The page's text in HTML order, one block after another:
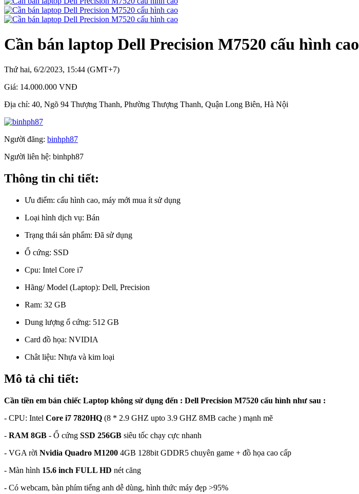
Cần bán laptop Dell Precision M7520 cấu hình cao
Thứ hai, 6/2/2023, 15:44 (GMT+7)
Giá: 14.000.000 VNĐ
Địa chỉ: 40, Ngõ 94 Thượng Thanh, Phường Thượng Thanh, Quận Long Biên, Hà Nội
Người đăng: binhph87
Người liên hệ: binhph87
Thông tin chi tiết:
Ưu điểm: cấu hình cao, máy mới mua ít sử dụng
Loại hình dịch vụ: Bán
Trạng thái sản phẩm: Đã sử dụng
Ổ cứng: SSD
Cpu: Intel Core i7
Hãng/ Model (Laptop): Dell, Precision
Ram: 32 GB
Dung lượng ổ cứng: 512 GB
Card đồ họa: NVIDIA
Chât liệu: Nhựa và kim loại
Mô tả chi tiết:
Cần tiền em bán chiếc Laptop không sử dụng đến : Dell Precision M7520 cấu hình như sau :
- CPU: Intel Core i7 7820HQ (8 * 2.9 GHZ upto 3.9 GHZ 8MB cache ) mạnh mẽ
- RAM 8GB - Ổ cứng SSD 256GB siêu tốc chạy cực nhanh
- VGA rời Nvidia Quadro M1200 4GB 128bit GDDR5 chuyên game + đồ họa cao cấp
- Màn hình 15.6 inch FULL HD nét căng
- Có webcam, bàn phím tiếng anh dễ dùng, hình thức máy đẹp >95%